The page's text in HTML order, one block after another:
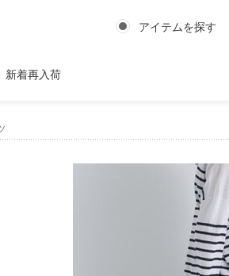
アイテムを探す
新着再入荷